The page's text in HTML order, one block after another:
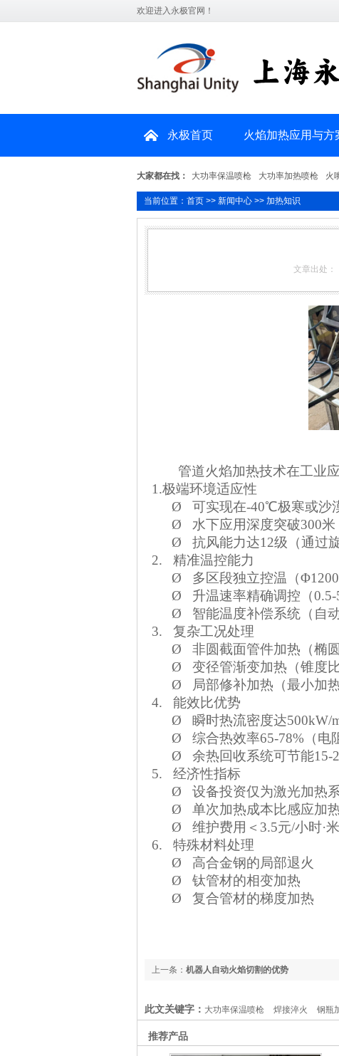
欢迎进入永极官网！
永极首页 火焰加热应用与方
大家都在找： 大功率保温喷枪 大功率加热喷枪 火
当前位置： 首页 >> 新闻中心 >> 加热知识
文章出处：
管道火焰加热技术在工业
1.极端环境适应性
Ø 可实现在-40℃极寒或沙
Ø 水下应用深度突破300米
Ø 抗风能力达12级（通过
2. 精准温控能力
Ø 多区段独立控温（
Ø 升温速率精确调控（
Ø 智能温度补偿系统（自
3. 复杂工况处理
Ø 非圆截面管件加热（椭
Ø 变径管渐变加热（锥度
Ø
局部修补加热（最小加
4. 能效比优势
Ø 瞬时热流密度达500kW/
Ø 综合热效率65-78%（电
Ø 余热回收系统可节能15-
5. 经济性指标
Ø 设备投资仅为激光加热
Ø 单次加热成本比感应加
Ø 维护费用＜ 3.5元/小时·米
6. 特殊材料处理
Ø 高合金钢的局部退火
Ø 钛管材的相变加热
Ø 复合管材的梯度加热
上一条： 机器人自动火焰切割的优势
此文关键字： 大功率保温喷枪 焊接淬火 钢瓶
推荐产品